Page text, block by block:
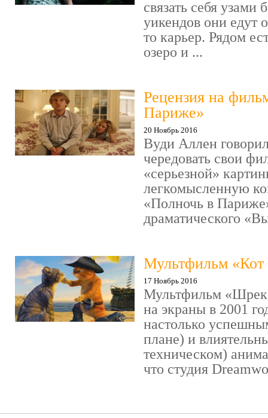
связать себя узами
уикендов они едут
то карьер. Рядом
озеро и ...
Рецензия на
Париже»
20 Ноябрь 2016
Вуди Аллен
чередовать свои
«серьезной»
легкомысленную
«Полночь в
драматического
Мультфильм «Кот
17 Ноябрь 2016
Мультфильм
на экраны в 2001
настолько
плане) и
техническом)
что студия